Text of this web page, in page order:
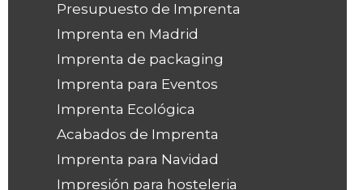
Presupuesto de Imprenta
Imprenta en Madrid
Imprenta de packaging
Imprenta para Eventos
Imprenta Ecológica
Acabados de Imprenta
Imprenta para Navidad
Impresión para hosteleria